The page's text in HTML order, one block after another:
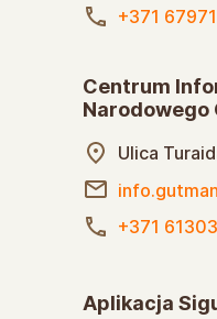
+371
Centrum
Narodowego
Ulica
+371
Aplikacja